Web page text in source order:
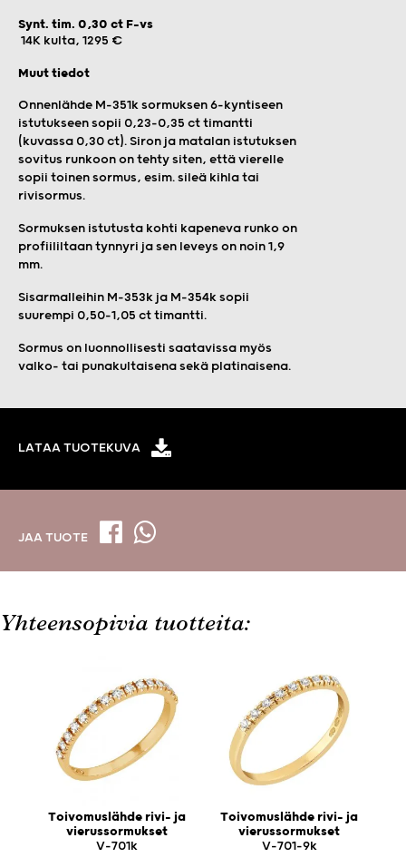
Synt. tim. 0,30 ct F-vs
14K kulta, 1295 €
Muut tiedot
Onnenlähde M-351k sormuksen 6-kyntiseen
istutukseen sopii 0,23-0,35 ct timantti
(kuvassa 0,30 ct). Siron ja matalan istutuksen
sovitus runkoon on tehty siten, että vierelle
sopii toinen sormus, esim. sileä kihla tai
rivisormus.
Sormuksen istutusta kohti kapeneva runko on
profiililtaan tynnyri ja sen leveys on noin 1,9
mm.
Sisarmalleihin M-353k ja M-354k sopii
suurempi 0,50-1,05 ct timantti.
Sormus on luonnollisesti saatavissa myös
valko- tai punakultaisena sekä platinaisena.
LATAA TUOTEKUVA
JAA TUOTE
Yhteensopivia tuotteita:
Toivomuslähde rivi- ja
vierussormukset
V-701k
Toivomuslähde rivi- ja
vierussormukset
V-701-9k